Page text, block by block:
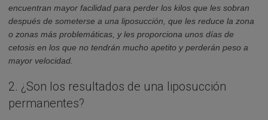
encuentran mayor facilidad para perder los kilos que les sobran
después de someterse a una liposucción, que les reduce la zona
o zonas más problemáticas, y les proporciona unos días de
cetosis en los que no tendrán mucho apetito y perderán peso a
mayor velocidad.
2. ¿Son los resultados de una liposucción
permanentes?